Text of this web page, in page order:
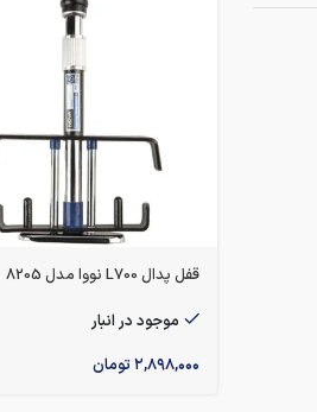
قفل پدال L700 نووا مدل 8205
موجود در انبار
۲,۸۹۸,۰۰۰تومان